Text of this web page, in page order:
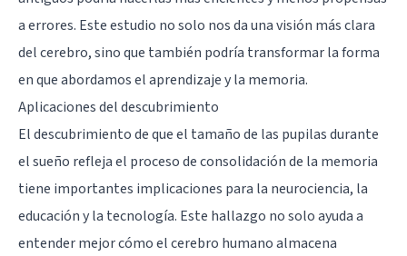
a errores. Este estudio no solo nos da una visión más clara
del cerebro, sino que también podría transformar la forma
en que abordamos el aprendizaje y la memoria.
Aplicaciones del descubrimiento
El descubrimiento de que el tamaño de las pupilas durante
el sueño refleja el proceso de consolidación de la memoria
tiene importantes implicaciones para la neurociencia, la
educación y la tecnología. Este hallazgo no solo ayuda a
entender mejor cómo el cerebro humano almacena